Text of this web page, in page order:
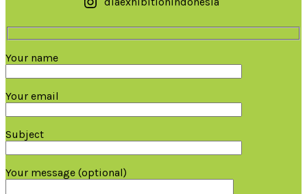
Your name
Your email
Subject
Your message (optional)